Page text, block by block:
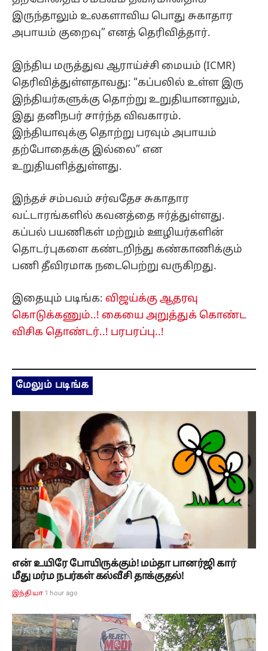
இருந்தாலும் உலகளாவிய பொது சுகாதார
அபாயம் குறைவு” எனத் தெரிவித்தார்.
இந்திய மருத்துவ ஆராய்ச்சி மையம் (ICMR)
தெரிவித்துள்ளதாவது: “கப்பலில் உள்ள இரு
இந்தியர்களுக்கு தொற்று உறுதியானாலும்,
இது தனிநபர் சார்ந்த விவகாரம்.
இந்தியாவுக்கு தொற்று பரவும் அபாயம்
தற்போதைக்கு இல்லை” என
உறுதியளித்துள்ளது.
இந்தச் சம்பவம் சர்வதேச சுகாதார
வட்டாரங்களில் கவனத்தை ஈர்த்துள்ளது.
கப்பல் பயணிகள் மற்றும் ஊழியர்களின்
தொடர்புகளை கண்டறிந்து கண்காணிக்கும்
பணி தீவிரமாக நடைபெற்று வருகிறது.
இதையும் படிங்க: விஜய்க்கு ஆதரவு
கொடுக்கணும்..! கையை அறுத்துக் கொண்ட
விசிக தொண்டர்..! பரபரப்பு..!
மேலும் படிங்க
என் உயிரே போயிருக்கும்! மம்தா பானர்ஜி கார்
மீது மர்ம நபர்கள் கல்வீசி தாக்குதல்!
இந்தியா 1 hour ago